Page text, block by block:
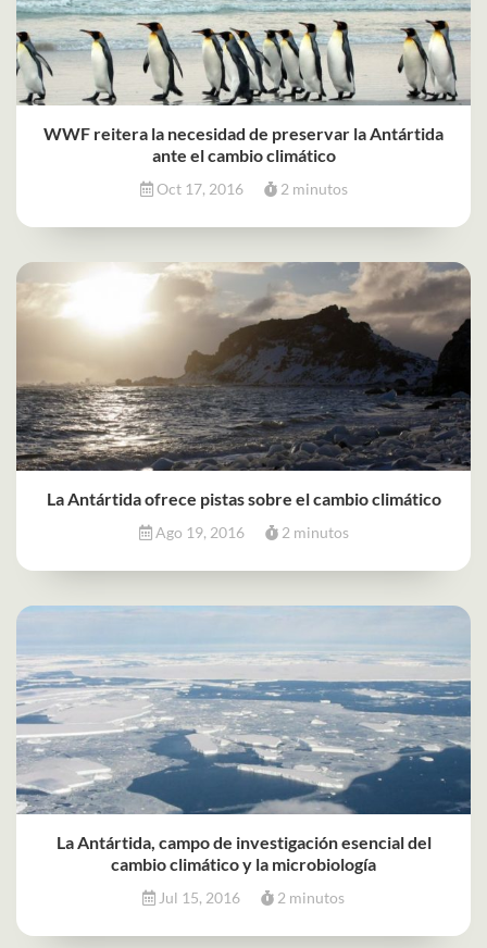
WWF reitera la necesidad de preservar la Antártida
ante el cambio climático
Oct 17, 2016 2 minutos
La Antártida ofrece pistas sobre el cambio climático
Ago 19, 2016 2 minutos
La Antártida, campo de investigación esencial del
cambio climático y la microbiología
Jul 15, 2016 2 minutos